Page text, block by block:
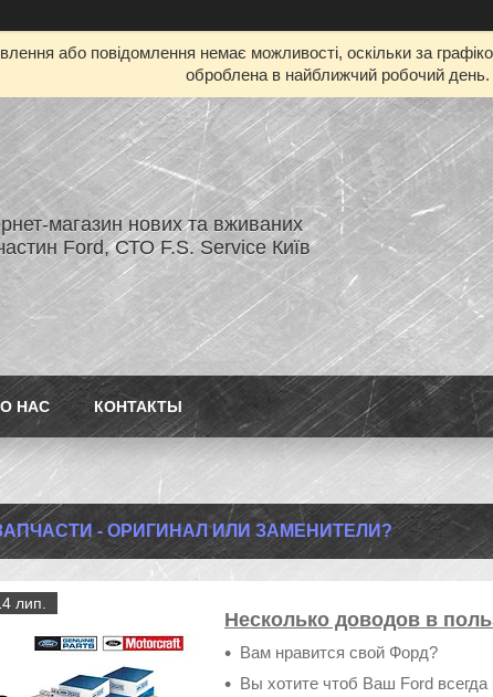
або повідомлення немає можливості, оскільки за
оброблена в найближчий робочий день.
магазин нових та вживаних
Ford, СТО F.S. Service Київ
О НАС КОНТАКТЫ
- ОРИГИНАЛ ИЛИ ЗАМЕНИТЕЛИ?
лип.
Несколько доводов в
Вам нравится свой Форд?
Вы хотите чтоб Ваш Ford